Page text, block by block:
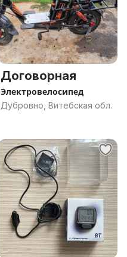
Договорная
Электровелосипед
Дубровно, Витебская обл.